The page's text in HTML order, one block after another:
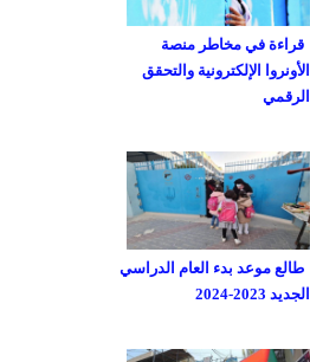
قراءة في مخاطر منصة
الأونروا الإلكترونية والتحقق
الرقمي
طالع موعد بدء العام الدراسي
الجديد 2023-2024